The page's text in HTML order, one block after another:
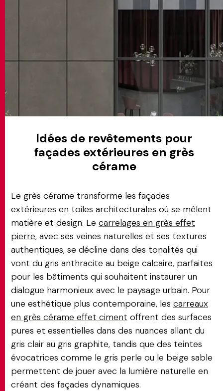
Idées de revêtements pour
façades extérieures en grès
cérame
Le grès cérame transforme les façades
extérieures en toiles architecturales où se mêlent
matière et design. Le carrelages en grès effet
pierre, avec ses veines naturelles et ses textures
authentiques, se décline dans des tonalités qui
vont du gris anthracite au beige calcaire, parfaites
pour les bâtiments qui souhaitent instaurer un
dialogue harmonieux avec le paysage urbain. Pour
une esthétique plus contemporaine, les carreaux
en grès cérame effet ciment offrent des surfaces
pures et essentielles dans des nuances allant du
gris clair au gris graphite, tandis que des teintes
évocatrices comme le gris perle ou le beige sable
permettent de jouer avec la lumière naturelle en
créant des façades dynamiques.